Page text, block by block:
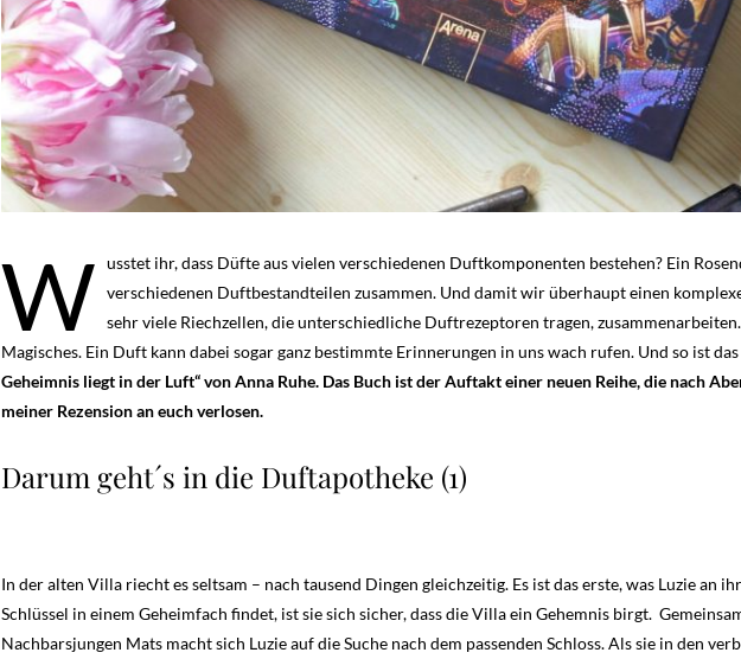
W usstet ihr, dass Düfte aus vielen verschiedenen Duftkomponenten bestehen? Ein
verschiedenen Duftbestandteilen zusammen. Und damit wir überhaupt einen
sehr viele Riechzellen, die unterschiedliche Duftrezeptoren tragen,
Magisches. Ein Duft kann dabei sogar ganz bestimmte Erinnerungen in uns wach rufen. Und so ist
Geheimnis liegt in der Luft“ von Anna Ruhe. Das Buch ist der Auftakt einer neuen Reihe, die nach
meiner Rezension an euch verlosen.
Darum geht´s in die Duftapotheke (1)
In der alten Villa riecht es seltsam – nach tausend Dingen gleichzeitig. Es ist das erste, was Luzie an
Schlüssel in einem Geheimfach findet, ist sie sich sicher, dass die Villa ein Gehemnis birgt.
Nachbarsjungen Mats macht sich Luzie auf die Suche nach dem passenden Schloss. Als sie in den